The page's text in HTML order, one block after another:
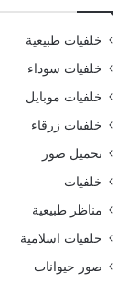
خلفيات طبيعية
خلفيات سوداء
خلفيات موبايل
خلفيات زرقاء
تحميل صور
خلفيات
مناظر طبيعية
خلفيات اسلامية
صور حيوانات